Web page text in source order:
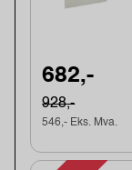
682,-
928,-
546,- Eks. Mva.